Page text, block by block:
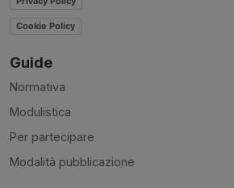
Cookie Policy
Guide
Normativa
Modulistica
Per partecipare
Modalità pubblicazione